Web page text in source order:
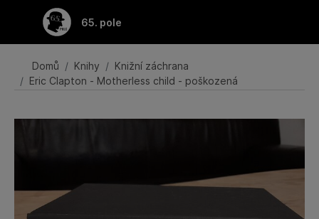
Přeskočit na hlavní obsah
65. pole
Domů Knihy
Knižní záchrana
Eric Clapton - Motherless child - poškozená